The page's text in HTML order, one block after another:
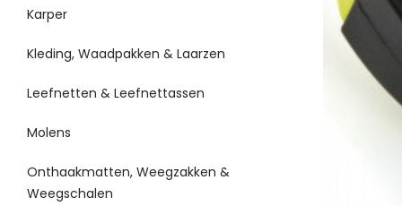
Karper
Kleding, Waadpakken & Laarzen
Leefnetten & Leefnettassen
Molens
Onthaakmatten, Weegzakken &
Weegschalen